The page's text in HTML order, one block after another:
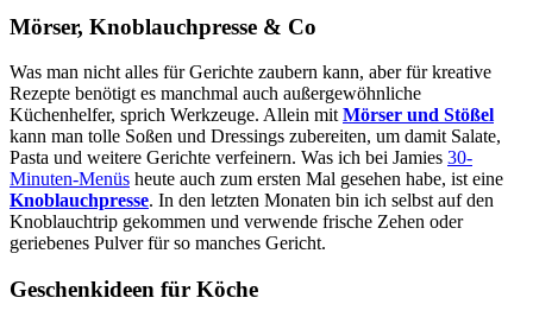
Mörser, Knoblauchpresse & Co
Was man nicht alles für Gerichte zaubern kann, aber für kreative
Rezepte benötigt es manchmal auch außergewöhnliche
Küchenhelfer, sprich Werkzeuge. Allein mit Mörser und Stößel
kann man tolle Soßen und Dressings zubereiten, um damit Salate,
Pasta und weitere Gerichte verfeinern. Was ich bei Jamies 30-
Minuten-Menüs heute auch zum ersten Mal gesehen habe, ist eine
Knoblauchpresse. In den letzten Monaten bin ich selbst auf den
Knoblauchtrip gekommen und verwende frische Zehen oder
geriebenes Pulver für so manches Gericht.
Geschenkideen für Köche